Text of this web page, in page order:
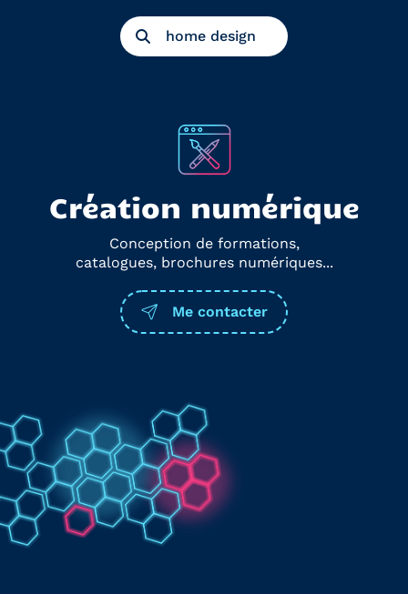
home design
Création numérique
Conception de formations,
catalogues, brochures numériques...
Me contacter